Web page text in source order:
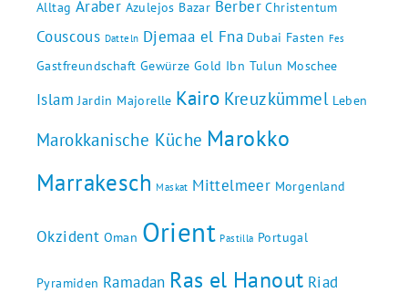
Alltag Araber Azulejos Bazar Berber Christentum
Couscous Datteln Djemaa el Fna Dubai Fasten Fes
Gastfreundschaft Gewürze Gold Ibn Tulun Moschee
Islam Jardin Majorelle Kairo Kreuzkümmel Leben
Marokkanische Küche Marokko
Marrakesch Maskat Mittelmeer Morgenland
Okzident Oman Orient Pastilla Portugal
Pyramiden Ramadan Ras el Hanout Riad